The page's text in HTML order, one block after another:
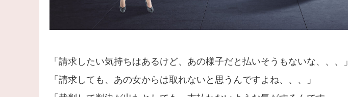
「請求したい気持ちはあるけど、あの様子だと払いそうもないな、、、」
「請求しても、あの女からは取れないと思うんですよね、、、」